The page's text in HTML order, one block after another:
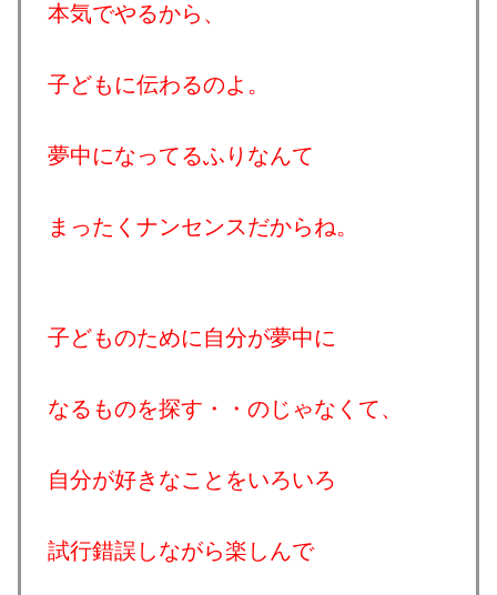
本気でやるから、
子どもに伝わるのよ。
夢中になってるふりなんて
まったくナンセンスだからね。
子どものために自分が夢中に
なるものを探す・・のじゃなくて、
自分が好きなことをいろいろ
試行錯誤しながら楽しんで